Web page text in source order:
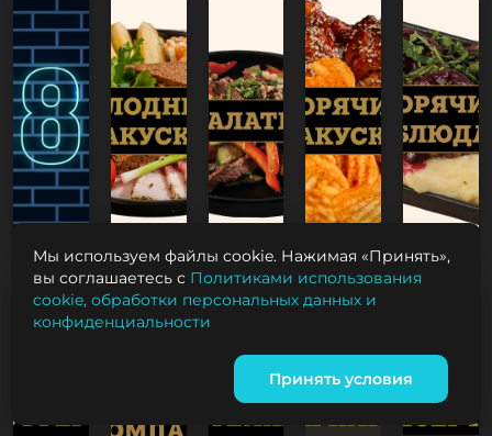
0
Мы используем файлы cookie. Нажимая «Принять»,
вы соглашаетесь с Политиками использования
cookie, обработки персональных данных и
конфиденциальности
Принять условия